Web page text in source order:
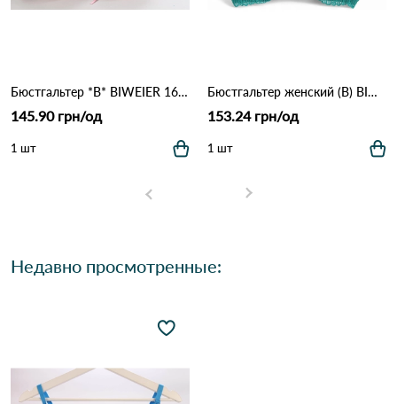
Бюстгальтер *В* BIWEIER 1666 9.2 Оранжевый
145.90 грн/од
1 шт
Бюстгальтер женский (B) BIWEIER 87718 7,2 Зеленый
153.24 грн/од
1 шт
Недавно просмотренные: